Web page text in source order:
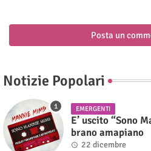
Posta un
Notizie Popolari
EMERGENTI
E’ uscito “Sono
brano amapiano
22 dicembre